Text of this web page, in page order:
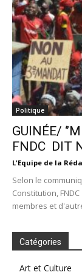
Politique
GUINÉE/
FNDC DIT
L'Equipe de la
Selon le
Constitution,
membres et
Catégories
Art et Culture